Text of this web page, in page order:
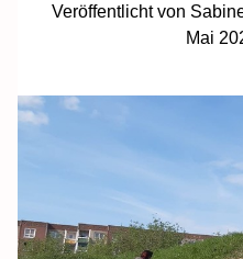
Veröffentlicht von
Mai